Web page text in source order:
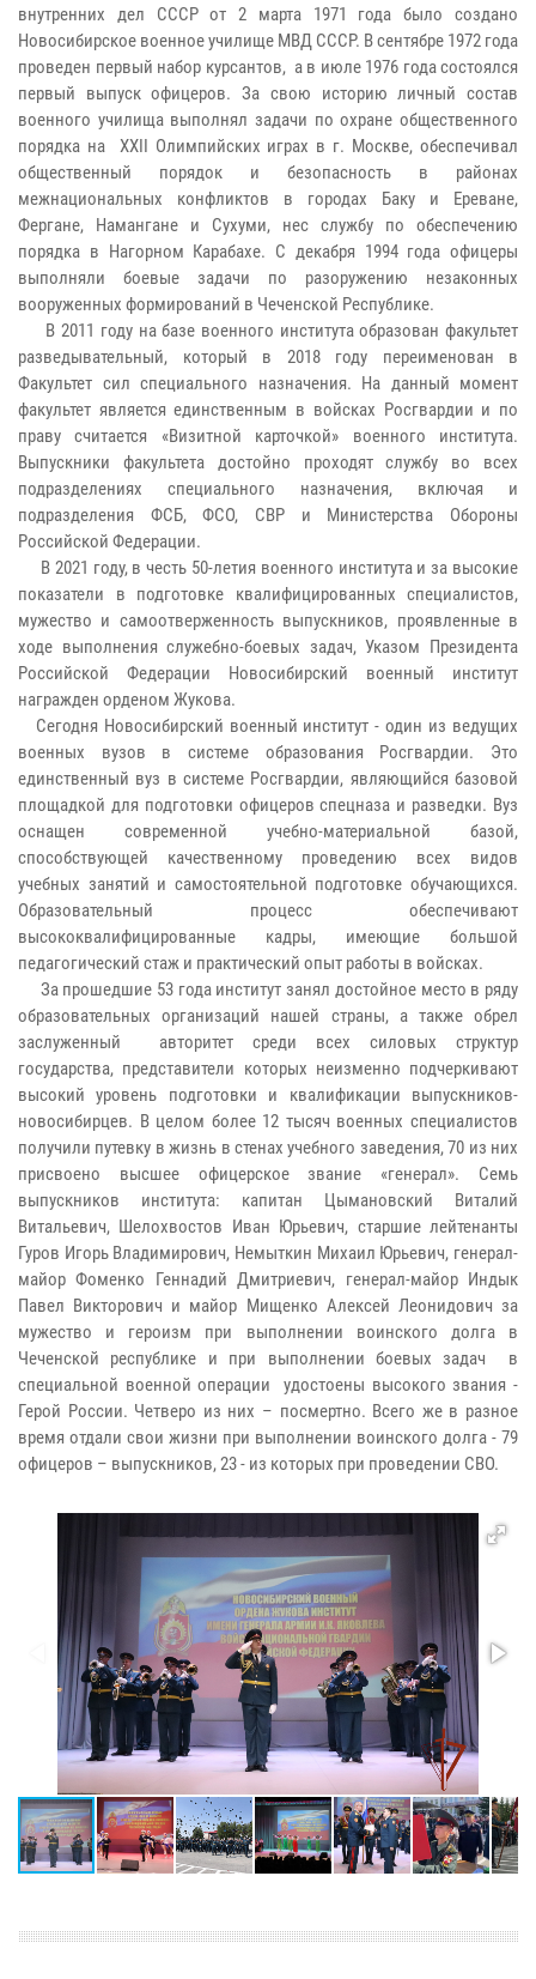
внутренних дел СССР от 2 марта 1971 года было создано
Новосибирское военное училище МВД СССР. В сентябре 1972 года
проведен первый набор курсантов, а в июле 1976 года состоялся
первый выпуск офицеров. За свою историю личный состав
военного училища выполнял задачи по охране общественного
порядка на XXII Олимпийских играх в г. Москве, обеспечивал
общественный порядок и безопасность в районах
межнациональных конфликтов в городах Баку и Ереване,
Фергане, Намангане и Сухуми, нес службу по обеспечению
порядка в Нагорном Карабахе. С декабря 1994 года офицеры
выполняли боевые задачи по разоружению незаконных
вооруженных формирований в Чеченской Республике.
В 2011 году на базе военного института образован факультет
разведывательный, который в 2018 году переименован в
Факультет сил специального назначения. На данный момент
факультет является единственным в войсках Росгвардии и по
праву считается «Визитной карточкой» военного института.
Выпускники факультета достойно проходят службу во всех
подразделениях специального назначения, включая и
подразделения ФСБ, ФСО, СВР и Министерства Обороны
Российской Федерации.
В 2021 году, в честь 50-летия военного института и за высокие
показатели в подготовке квалифицированных специалистов,
мужество и самоотверженность выпускников, проявленные в
ходе выполнения служебно-боевых задач, Указом Президента
Российской Федерации Новосибирский военный институт
награжден орденом Жукова.
Сегодня Новосибирский военный институт - один из ведущих
военных вузов в системе образования Росгвардии. Это
единственный вуз в системе Росгвардии, являющийся базовой
площадкой для подготовки офицеров спецназа и разведки. Вуз
оснащен современной учебно-материальной базой,
способствующей качественному проведению всех видов
учебных занятий и самостоятельной подготовке обучающихся.
Образовательный процесс обеспечивают
высококвалифицированные кадры, имеющие большой
педагогический стаж и практический опыт работы в войсках.
За прошедшие 53 года институт занял достойное место в ряду
образовательных организаций нашей страны, а также обрел
заслуженный авторитет среди всех силовых структур
государства, представители которых неизменно подчеркивают
высокий уровень подготовки и квалификации выпускников-
новосибирцев. В целом более 12 тысяч военных специалистов
получили путевку в жизнь в стенах учебного заведения, 70 из них
присвоено высшее офицерское звание «генерал». Семь
выпускников института: капитан Цымановский Виталий
Витальевич, Шелохвостов Иван Юрьевич, старшие лейтенанты
Гуров Игорь Владимирович, Немыткин Михаил Юрьевич, генерал-
майор Фоменко Геннадий Дмитриевич, генерал-майор Индык
Павел Викторович и майор Мищенко Алексей Леонидович за
мужество и героизм при выполнении воинского долга в
Чеченской республике и при выполнении боевых задач в
специальной военной операции удостоены высокого звания -
Герой России. Четверо из них – посмертно. Всего же в разное
время отдали свои жизни при выполнении воинского долга - 79
офицеров – выпускников, 23 - из которых при проведении СВО.